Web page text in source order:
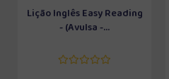
Lição Inglês Easy Reading
- (Avulsa -...